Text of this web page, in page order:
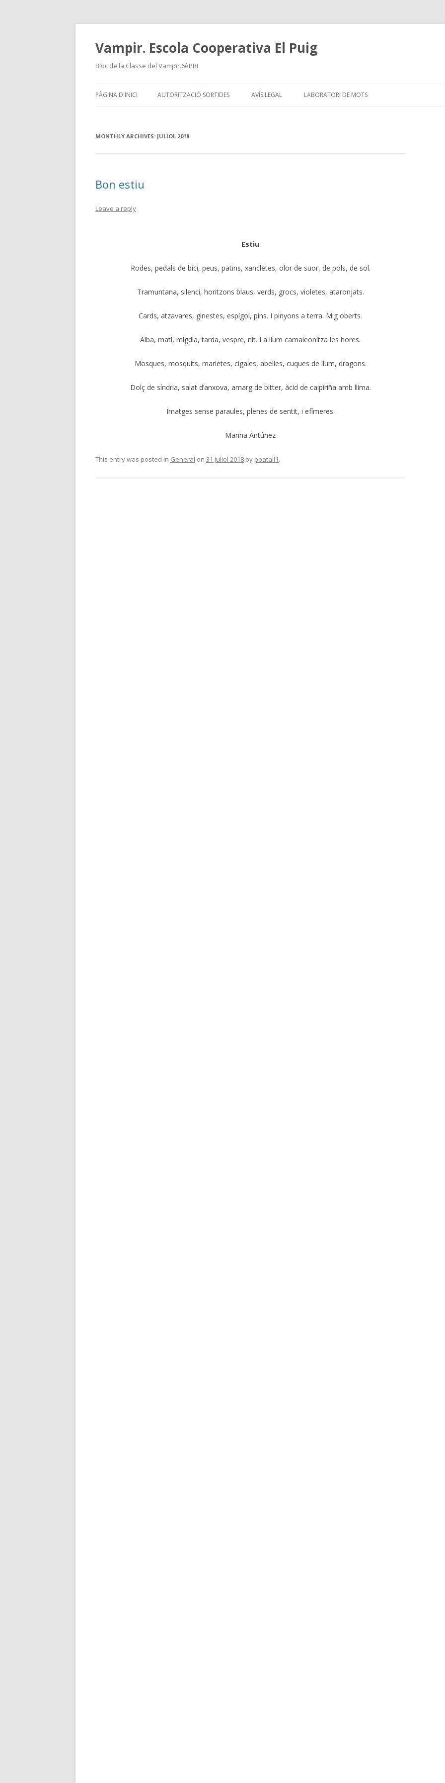
Vampir. Escola Cooperativa El Puig
Bloc de la Classe del Vampir.6èPRI
to
PÀGINA D'INICI AUTORITZACIÓ SORTIDES AVÍS LEGAL LABORATORI DE MOTS
MONTHLY ARCHIVES: JULIOL 2018
Bon estiu
Leave a reply
Estiu
Rodes, pedals de bici, peus, patins, xancletes, olor de suor, de pols, de sol.
Tramuntana, silenci, horitzons blaus, verds, grocs, violetes, ataronjats.
Cards, atzavares, ginestes, espígol, pins. I pinyons a terra. Mig oberts.
Alba, matí, migdia, tarda, vespre, nit. La llum camaleonitza les hores.
Mosques, mosquits, marietes, cigales, abelles, cuques de llum, dragons.
Dolç de síndria, salat d’anxova, amarg de bitter, àcid de caipiriña amb llima.
Imatges sense paraules, plenes de sentit, i efímeres.
Marina Antúnez
This entry was posted in General on 31 juliol 2018 by pbatall1.